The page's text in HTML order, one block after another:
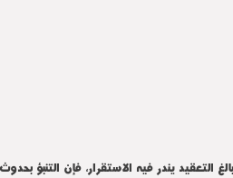
التعقيد يندر فيه الاستقرار، فإن التنبؤ